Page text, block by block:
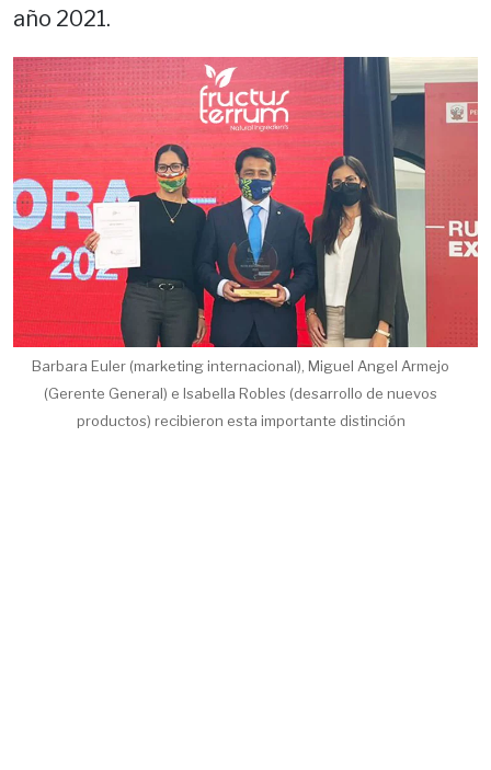
año 2021.
Barbara Euler (marketing internacional), Miguel Angel Armejo
(Gerente General) e Isabella Robles (desarrollo de nuevos
productos) recibieron esta importante distinción